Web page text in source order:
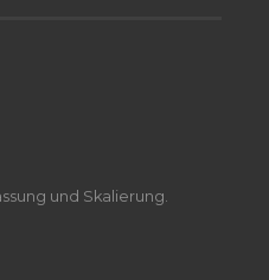
und Skalierung.